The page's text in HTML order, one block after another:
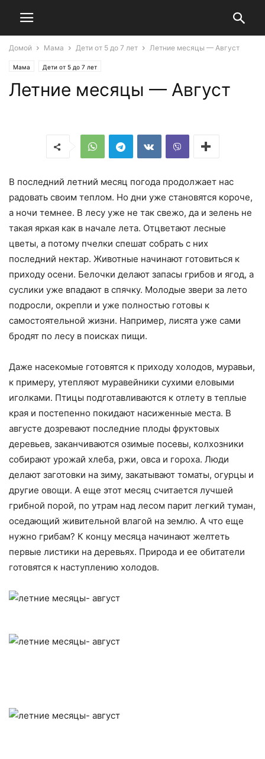
Домой Мама Дети от 5 до 7 лет Летние месяцы — Август
Мама Дети от 5 до 7 лет
Летние месяцы — Август
В последний летний месяц погода продолжает нас
радовать своим теплом. Но дни уже становятся короче,
а ночи темнее. В лесу уже не так свежо, да и зелень не
такая яркая как в начале лета. Отцветают лесные
цветы, а потому пчелки спешат собрать с них
последний нектар. Животные начинают готовиться к
приходу осени. Белочки делают запасы грибов и ягод, а
суслики уже впадают в спячку. Молодые звери за лето
подросли, окрепли и уже полностью готовы к
самостоятельной жизни. Например, лисята уже сами
бродят по лесу в поисках пищи.
Даже насекомые готовятся к приходу холодов, муравьи,
к примеру, утепляют муравейники сухими еловыми
иголками. Птицы подготавливаются к отлету в теплые
края и постепенно покидают насиженные места. В
августе дозревают последние плоды фруктовых
деревьев, заканчиваются озимые посевы, колхозники
собирают урожай хлеба, ржи, овса и гороха. Люди
делают заготовки на зиму, закатывают томаты, огурцы и
другие овощи. А еще этот месяц считается лучшей
грибной порой, по утрам над лесом парит легкий туман,
оседающий живительной влагой на землю. А что еще
нужно грибам? К концу месяца начинают желтеть
первые листики на деревьях. Природа и ее обитатели
готовятся к наступлению холодов.